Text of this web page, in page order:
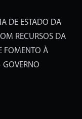
DE ESTADO DA
RECURSOS DA
FOMENTO À
GOVERNO